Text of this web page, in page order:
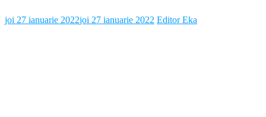
joi 27 ianuarie 2022joi 27 ianuarie 2022 Editor Eka